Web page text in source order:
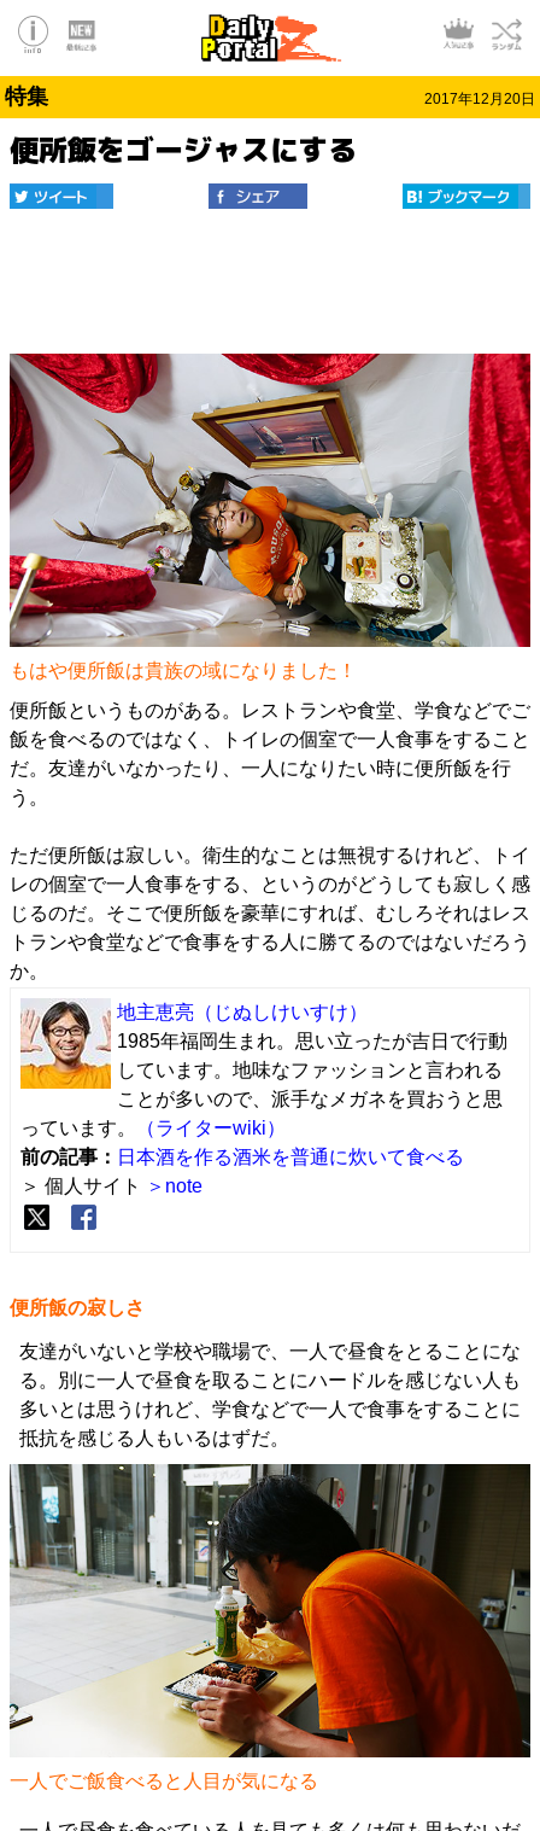
特集 2017年12月20日
便所飯をゴージャスにする
もはや便所飯は貴族の域になりました！
便所飯というものがある。レストランや食堂、学食などでご
飯を食べるのではなく、トイレの個室で一人食事をすること
だ。友達がいなかったり、一人になりたい時に便所飯を行
う。
ただ便所飯は寂しい。衛生的なことは無視するけれど、トイ
レの個室で一人食事をする、というのがどうしても寂しく感
じるのだ。そこで便所飯を豪華にすれば、むしろそれはレス
トランや食堂などで食事をする人に勝てるのではないだろう
か。
地主恵亮 （じぬしけいすけ）
1985年福岡生まれ。思い立ったが吉日で行動
しています。地味なファッションと言われる
ことが多いので、派手なメガネを買おうと思
っています。
（ライターwiki）
前の記事： 日本酒を作る酒米を普通に炊いて食べる
＞ 個人サイト
＞note
便所飯の寂しさ
友達がいないと学校や職場で、一人で昼食をとることにな
る。別に一人で昼食を取ることにハードルを感じない人も
多いとは思うけれど、学食などで一人で食事をすることに
抵抗を感じる人もいるはずだ。
一人でご飯食べると人目が気になる